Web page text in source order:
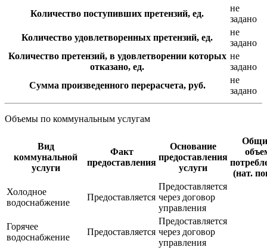
Количество поступивших претензий, ед.
не
задано
Количество удовлетворенных претензий, ед.
не
задано
Количество претензий, в удовлетворении которых
отказано, ед.
не
задано
Сумма произведенного перерасчета, руб.
не
задано
Объемы по коммунальным услугам
Вид
коммунальной
услуги
Факт
предоставления
Основание
предоставления
услуги
(нат.
Холодное
водоснабжение
Предоставляется
Предоставляется
через договор
управления
Горячее
водоснабжение
Предоставляется
Предоставляется
через договор
управления